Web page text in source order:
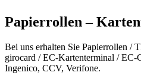
Papierrollen –
Bei uns erhalten Sie Papierrollen /
girocard / EC-Kartenterminal / EC-
Ingenico, CCV, Verifone.